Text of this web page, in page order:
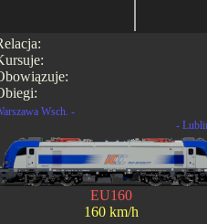
Wsch. -
-
EU160
160 km/h